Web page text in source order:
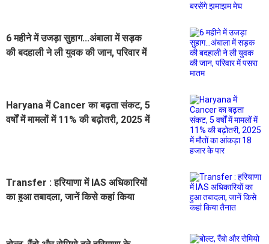
6 महीने में उजड़ा सुहाग...अंबाला में सड़क
की बदहाली ने ली युवक की जान, परिवार में
Haryana में Cancer का बढ़ता संकट, 5
वर्षों में मामलों में 11% की बढ़ोतरी, 2025 में
Transfer : हरियाणा में IAS अधिकारियों
का हुआ तबादला, जानें किसे कहां किया